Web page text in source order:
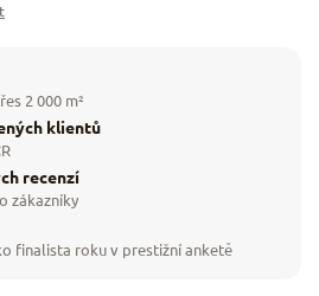
2 000 m²
klientů
recenzí
zákazníky
finalista roku v prestižní anketě